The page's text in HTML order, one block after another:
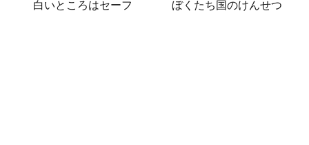
白いところはセーフ ぼくたち国のけんせつ